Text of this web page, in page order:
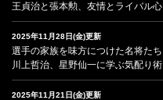
王貞治と張本勲、友情とライバル心
2025年11月28日(金)更新
選手の家族を味方につけた名将たち
川上哲治、星野仙一に学ぶ気配り術
2025年11月21日(金)更新